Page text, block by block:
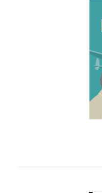
Hubert